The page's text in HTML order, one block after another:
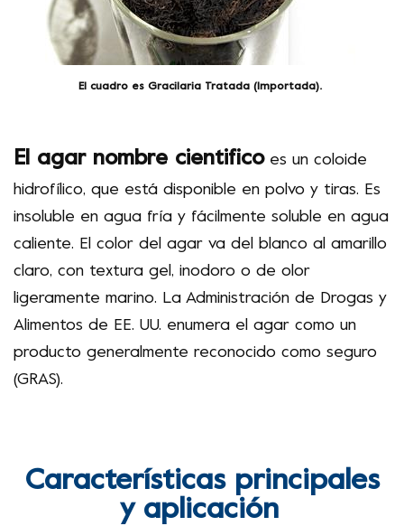
El cuadro es Gracilaria Tratada (Importada).
El agar nombre cientificoes un coloide
hidrofílico, que está disponible en polvo y tiras. Es
insoluble en agua fría y fácilmente soluble en agua
caliente. El color del agar va del blanco al amarillo
claro, con textura gel, inodoro o de olor
ligeramente marino. La Administración de Drogas y
Alimentos de EE. UU. enumera el agar como un
producto generalmente reconocido como seguro
(GRAS).
Características principales
y aplicación